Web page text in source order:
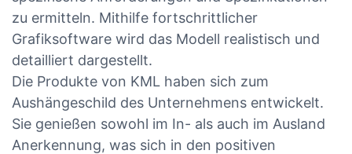
zu ermitteln. Mithilfe fortschrittlicher
Grafiksoftware wird das Modell realistisch und
detailliert dargestellt.
Die Produkte von KML haben sich zum
Aushängeschild des Unternehmens entwickelt.
Sie genießen sowohl im In- als auch im Ausland
Anerkennung, was sich in den positiven